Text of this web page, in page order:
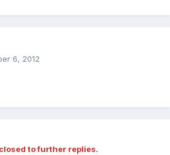
6, 2012
to further replies.